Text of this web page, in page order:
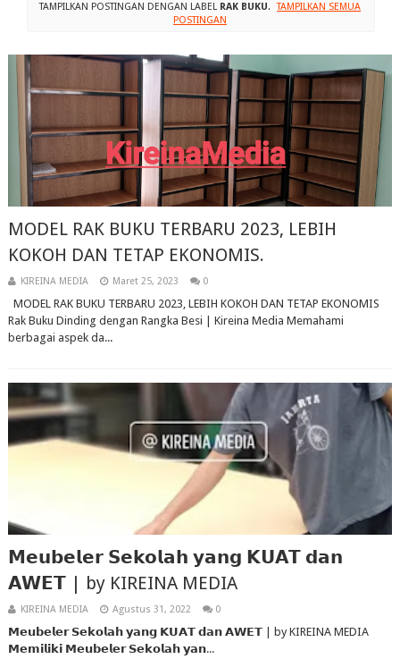
TAMPILKAN POSTINGAN DENGAN LABEL RAK BUKU.
TAMPILKAN SEMUA
POSTINGAN
MODEL RAK BUKU TERBARU 2023, LEBIH
KOKOH DAN TETAP EKONOMIS.
KIREINA MEDIA Maret 25, 2023 0
MODEL RAK BUKU TERBARU 2023, LEBIH KOKOH DAN TETAP EKONOMIS
Rak Buku Dinding dengan Rangka Besi | Kireina Media Memahami
berbagai aspek da...
𝗠𝗲𝘂𝗯𝗲𝗹𝗲𝗿 𝗦𝗲𝗸𝗼𝗹𝗮𝗵 𝘆𝗮𝗻𝗴 𝗞𝗨𝗔𝗧 𝗱𝗮𝗻
𝗔𝗪𝗘𝗧 | by KIREINA MEDIA
KIREINA MEDIA Agustus 31, 2022 0
𝗠𝗲𝘂𝗯𝗲𝗹𝗲𝗿 𝗦𝗲𝗸𝗼𝗹𝗮𝗵 𝘆𝗮𝗻𝗴 𝗞𝗨𝗔𝗧 𝗱𝗮𝗻 𝗔𝗪𝗘𝗧 | by KIREINA MEDIA
𝗠𝗲𝗺𝗶𝗹𝗶𝗸𝗶 𝗠𝗲𝘂𝗯𝗲𝗹𝗲𝗿 𝗦𝗲𝗸𝗼𝗹𝗮𝗵 𝘆𝗮𝗻...